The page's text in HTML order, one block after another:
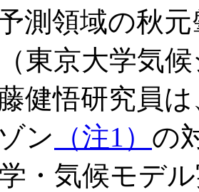
測領域の秋
東京大学気
健悟研究員
ン （注1） の
・気候モデ